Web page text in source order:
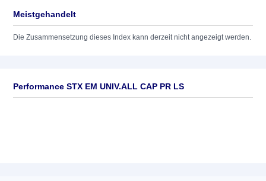
Meistgehandelt
Die Zusammensetzung dieses Index kann derzeit nicht angezeigt werden.
Performance STX EM UNIV.ALL CAP PR LS